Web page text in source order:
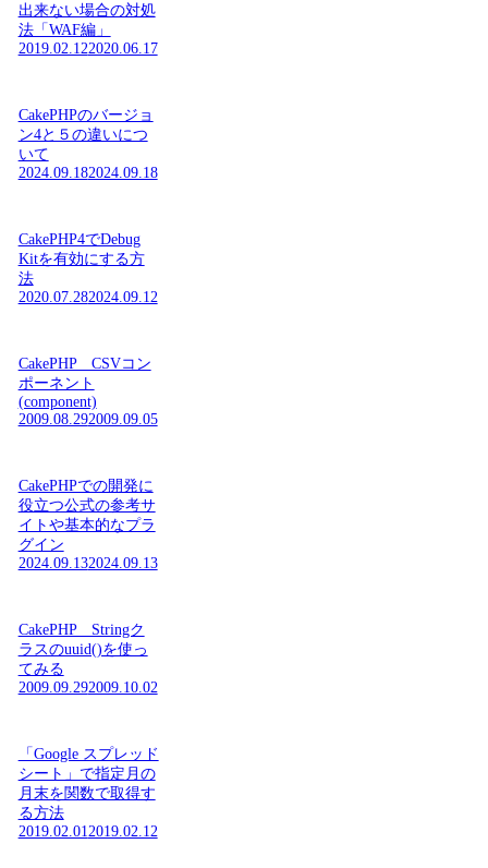
出来ない場合の対処
法「WAF編」
2019.02.122020.06.17
CakePHPのバージョ
ン4と５の違いにつ
いて
2024.09.182024.09.18
CakePHP4でDebug
Kitを有効にする方
法
2020.07.282024.09.12
CakePHP CSVコン
ポーネント
(component)
2009.08.292009.09.05
CakePHPでの開発に
役立つ公式の参考サ
イトや基本的なプラ
グイン
2024.09.132024.09.13
CakePHP Stringク
ラスのuuid()を使っ
てみる
2009.09.292009.10.02
「Google スプレッド
シート」で指定月の
月末を関数で取得す
る方法
2019.02.01 2019.02.12